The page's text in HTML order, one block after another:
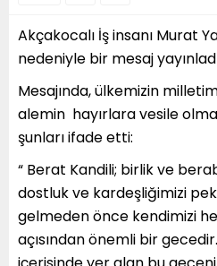
Akçakocalı İş insanı Murat
nedeniyle bir mesaj
Mesajında, ülkemizin
alemin hayırlara vesile
şunları ifade etti:
“ Berat Kandili; birlik ve
dostluk ve kardeşliğimizi
gelmeden önce kendimizi
açısından önemli bir